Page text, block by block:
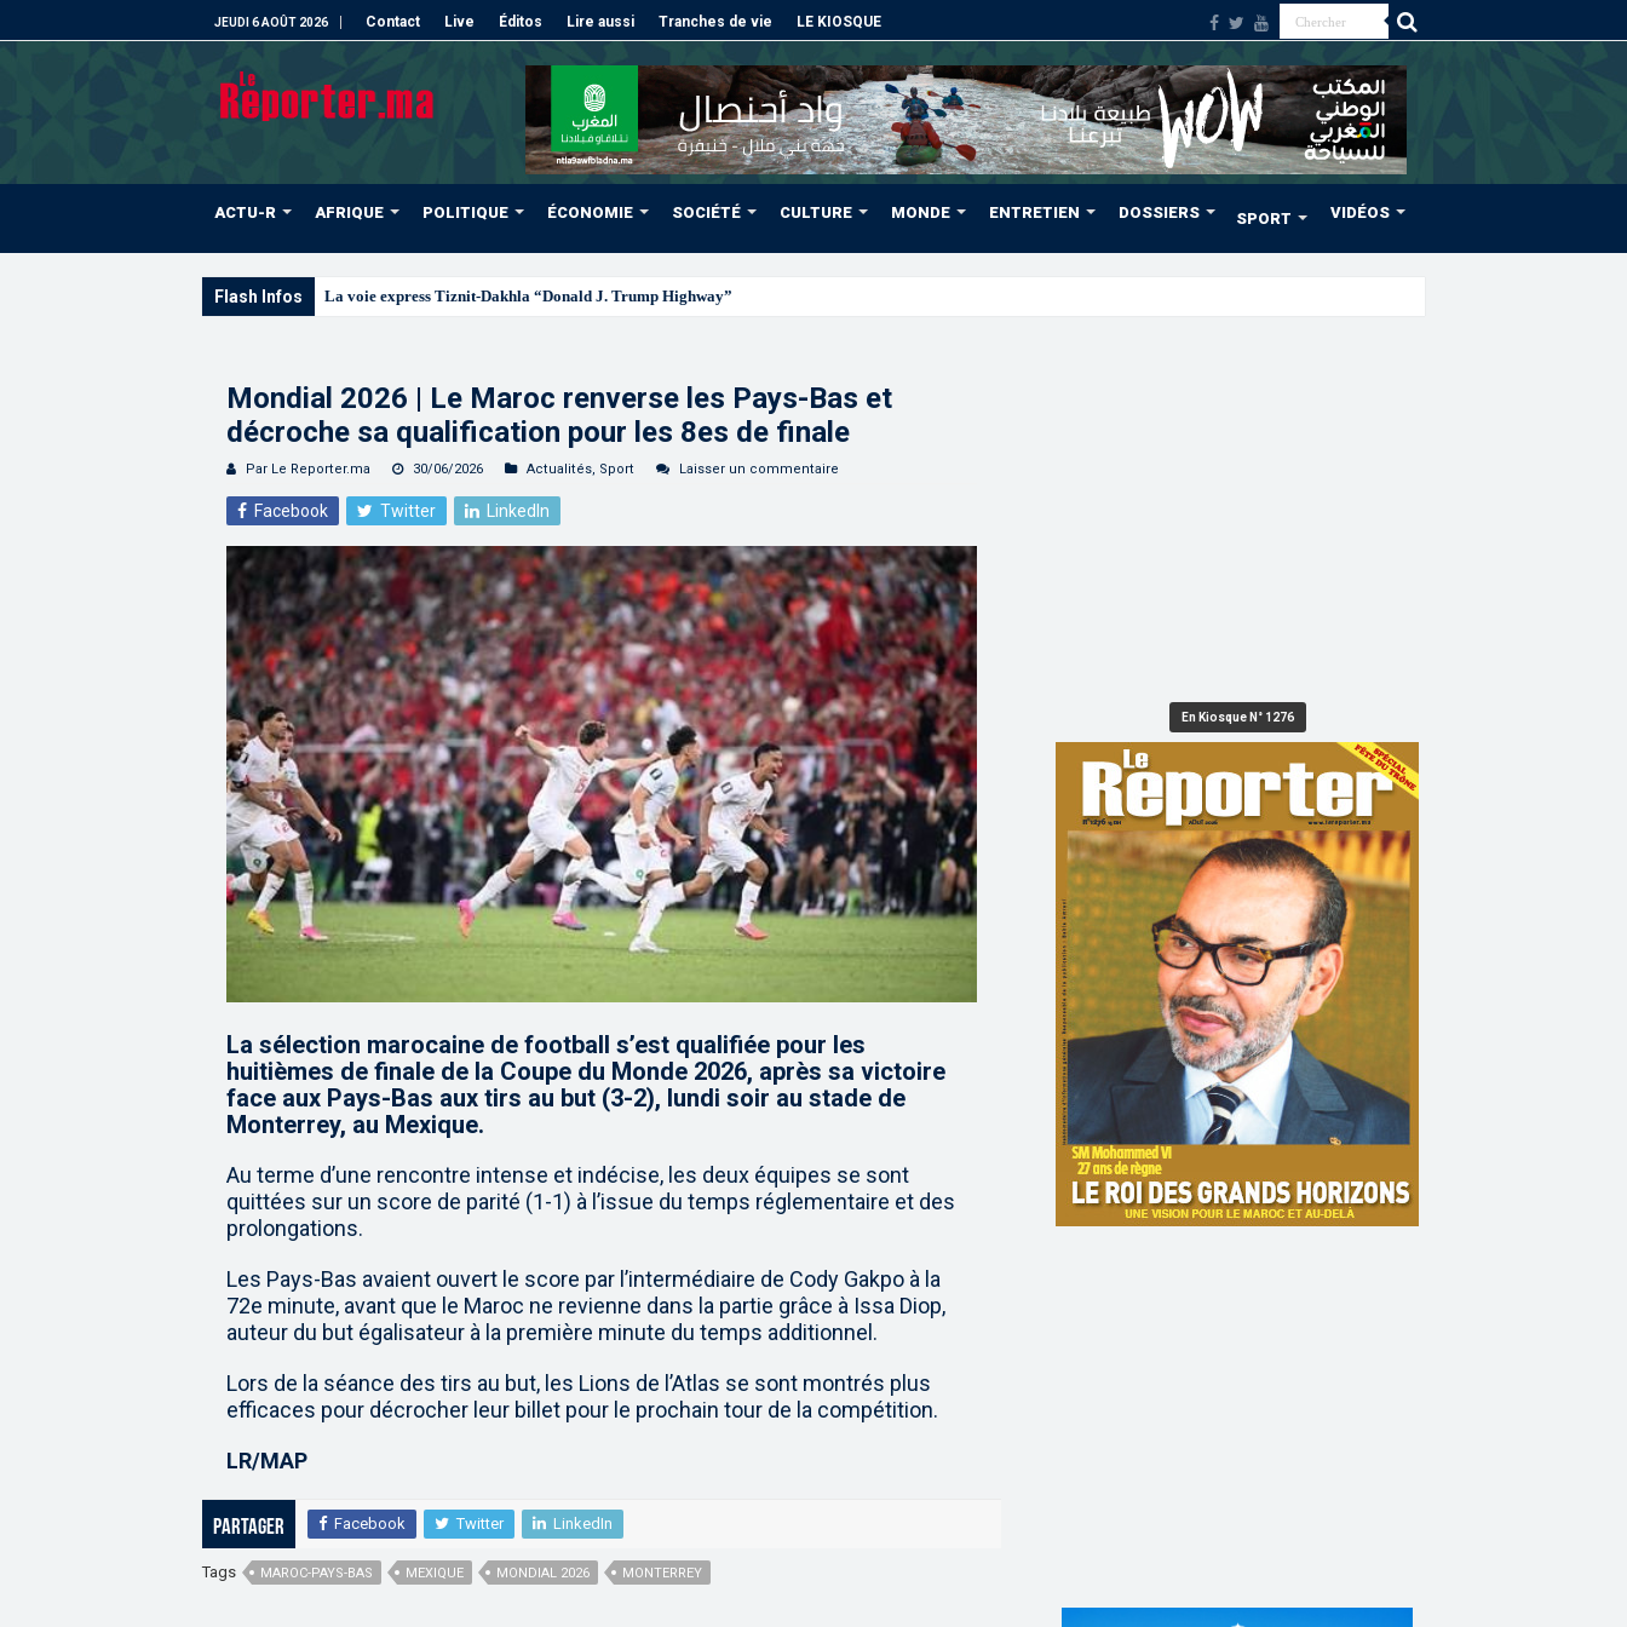
JEUDI 6 AOÛT 2026 Contact Live Éditos Lire aussi Tranches de vie LE KIOSQUE
ACTU-R AFRIQUE POLITIQUE ÉCONOMIE SOCIÉTÉ CULTURE MONDE ENTRETIEN DOSSIERS SPORT VIDÉOS
Flash Infos La voie express Tiznit-Dakhla “Donald J. Trump Highway”, une parfaite illustration de la grande estime
Mondial 2026 | Le Maroc renverse les Pays-Bas et
décroche sa qualification pour les 8es de finale
Par Le Reporter.ma 30/06/2026 Actualités, Sport Laisser un commentaire
Facebook Twitter LinkedIn
La sélection marocaine de football s’est qualifiée pour les
huitièmes de finale de la Coupe du Monde 2026, après sa victoire
face aux Pays-Bas aux tirs au but (3-2), lundi soir au stade de
Monterrey, au Mexique.
Au terme d’une rencontre intense et indécise, les deux équipes se sont
quittées sur un score de parité (1-1) à l’issue du temps réglementaire et des
prolongations.
Les Pays-Bas avaient ouvert le score par l’intermédiaire de Cody Gakpo à la
72e minute, avant que le Maroc ne revienne dans la partie grâce à Issa Diop,
auteur du but égalisateur à la première minute du temps additionnel.
Lors de la séance des tirs au but, les Lions de l’Atlas se sont montrés plus
efficaces pour décrocher leur billet pour le prochain tour de la compétition.
LR/MAP
Partager Facebook Twitter LinkedIn
Tags MAROC-PAYS-BAS MEXIQUE MONDIAL 2026 MONTERREY
En Kiosque N° 1276